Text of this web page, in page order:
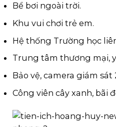
Bể bơi ngoài trời.
Khu vui chơi trẻ em.
Hệ thống Trường học
Trung tâm thương mại,
Bảo vệ, camera giám sát
Công viên cây xanh, bãi